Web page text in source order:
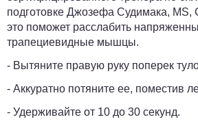
подготовке Джозефа Судимака, MS,
это поможет расслабить
трапециевидные мышцы.
- Вытяните правую руку поперек
- Аккуратно потяните ее, поместив
- Удерживайте от 10 до 30 секунд.